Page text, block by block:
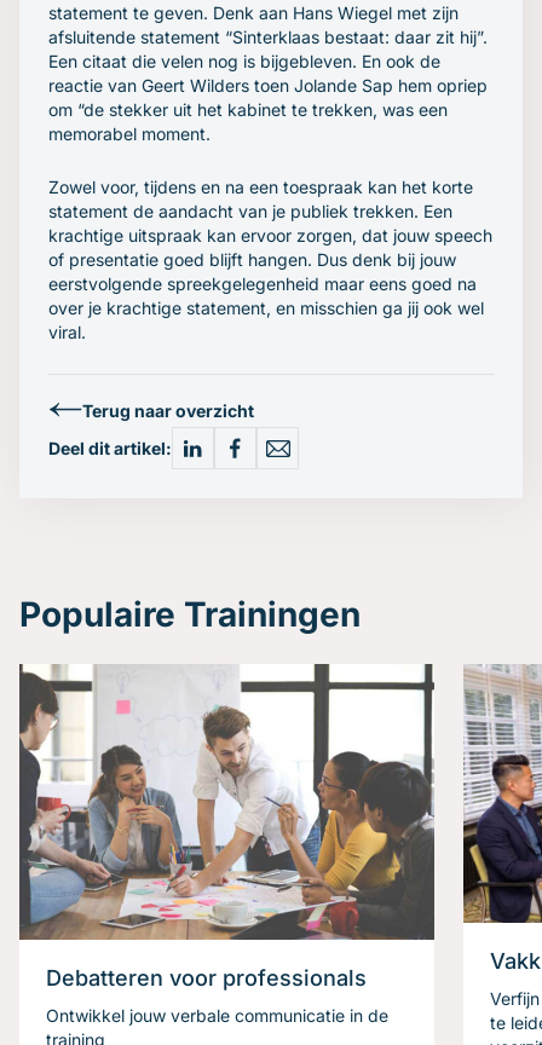
statement te geven. Denk aan Hans Wiegel met zijn
afsluitende statement “Sinterklaas bestaat: daar zit hij”.
Een citaat die velen nog is bijgebleven. En ook de
reactie van Geert Wilders toen Jolande Sap hem opriep
om “de stekker uit het kabinet te trekken, was een
memorabel moment.
Zowel voor, tijdens en na een toespraak kan het korte
statement de aandacht van je publiek trekken. Een
krachtige uitspraak kan ervoor zorgen, dat jouw speech
of presentatie goed blijft hangen. Dus denk bij jouw
eerstvolgende spreekgelegenheid maar eens goed na
over je krachtige statement, en misschien ga jij ook wel
viral.
Terug naar overzicht
Deel dit artikel:
Populaire Trainingen
Debatteren voor professionals
Ontwikkel jouw verbale communicatie in de
training
te